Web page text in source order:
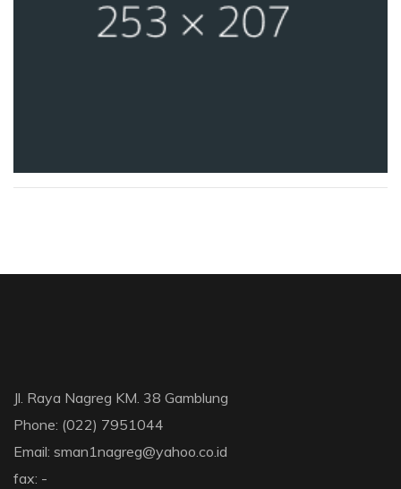
Jl. Raya Nagreg KM. 38 Gamblung
Phone: (022) 7951044
Email: sman1nagreg@yahoo.co.id
fax: -